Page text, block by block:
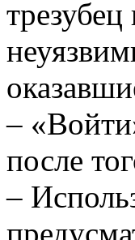
–
после
–